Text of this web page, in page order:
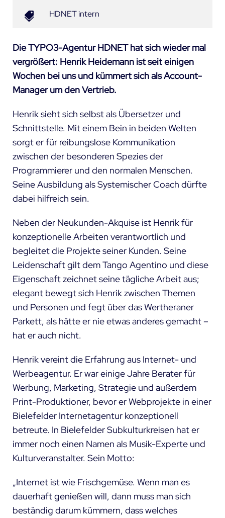
HDNET intern
Die TYPO3-Agentur HDNET hat sich wieder mal
vergrößert: Henrik Heidemann ist seit einigen
Wochen bei uns und kümmert sich als Account-
Manager um den Vertrieb.
Henrik sieht sich selbst als Übersetzer und
Schnittstelle. Mit einem Bein in beiden Welten
sorgt er für reibungslose Kommunikation
zwischen der besonderen Spezies der
Programmierer und den normalen Menschen.
Seine Ausbildung als Systemischer Coach dürfte
dabei hilfreich sein.
Neben der Neukunden-Akquise ist Henrik für
konzeptionelle Arbeiten verantwortlich und
begleitet die Projekte seiner Kunden. Seine
Leidenschaft gilt dem Tango Agentino und diese
Eigenschaft zeichnet seine tägliche Arbeit aus;
elegant bewegt sich Henrik zwischen Themen
und Personen und fegt über das Wertheraner
Parkett, als hätte er nie etwas anderes gemacht –
hat er auch nicht.
Henrik vereint die Erfahrung aus Internet- und
Werbeagentur. Er war einige Jahre Berater für
Werbung, Marketing, Strategie und außerdem
Print-Produktioner, bevor er Webprojekte in einer
Bielefelder Internetagentur konzeptionell
betreute. In Bielefelder Subkulturkreisen hat er
immer noch einen Namen als Musik-Experte und
Kulturveranstalter. Sein Motto:
„Internet ist wie Frischgemüse. Wenn man es
dauerhaft genießen will, dann muss man sich
beständig darum kümmern, dass welches